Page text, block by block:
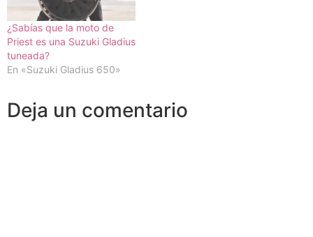
¿Sabías que la moto de
Priest es una Suzuki Gladius
tuneada?
En «Suzuki Gladius 650»
Deja un comentario